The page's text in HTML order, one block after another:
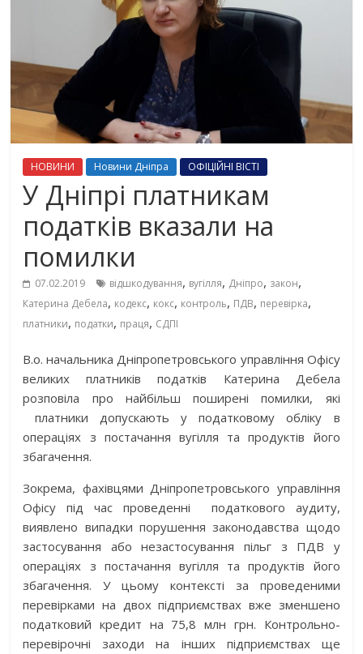
НОВИНИ Новини Дніпра ОФІЦІЙНІ ВІСТІ
У Дніпрі платникам
податків вказали на
помилки
07.02.2019 відшкодування, вугілля, Дніпро, закон,
Катерина Дебела, кодекс, кокс, контроль, ПДВ, перевірка,
платники, податки, праця, СДПІ
В.о. начальника Дніпропетровського управління Офісу
великих платників податків Катерина Дебела
розповіла про найбільш поширені помилки, які
платники допускають у податковому обліку в
операціях з постачання вугілля та продуктів його
збагачення.
Зокрема, фахівцями Дніпропетровського управління
Офісу під час проведенні податкового аудиту,
виявлено випадки порушення законодавства щодо
застосування або незастосування пільг з ПДВ у
операціях з постачання вугілля та продуктів його
збагачення. У цьому контексті за проведеними
перевірками на двох підприємствах вже зменшено
податковий кредит на 75,8 млн грн. Контрольно-
перевірочні заходи на інших підприємствах ще